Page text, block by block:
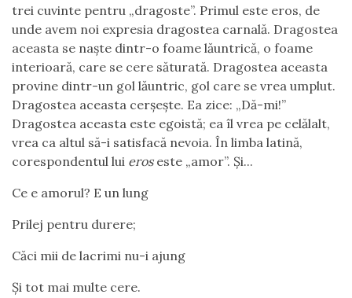
trei cuvinte pentru „dragoste”. Primul este eros, de
unde avem noi expresia dragostea carnală. Dragostea
aceasta se naște dintr-o foame lăuntrică, o foame
interioară, care se cere săturată. Dragostea aceasta
provine dintr-un gol lăuntric, gol care se vrea umplut.
Dragostea aceasta cerșește. Ea zice: „Dă-mi!”
Dragostea aceasta este egoistă; ea îl vrea pe celălalt,
vrea ca altul să-i satisfacă nevoia. În limba latină,
corespondentul lui eroseste „amor”. Și...
Ce e amorul? E un lung
Prilej pentru durere;
Căci mii de lacrimi nu-i ajung
Și tot mai multe cere.